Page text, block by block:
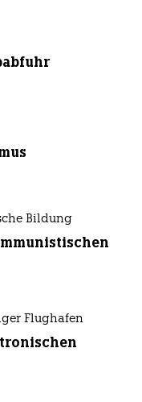
Bildung
Flughafen